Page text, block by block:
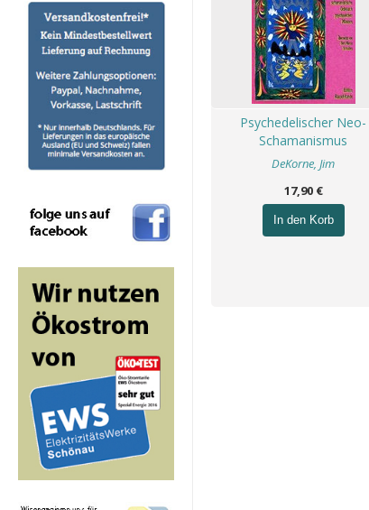
Psychedelischer Neo-
Schamanismus
DeKorne, Jim
17,90 €
In den Korb